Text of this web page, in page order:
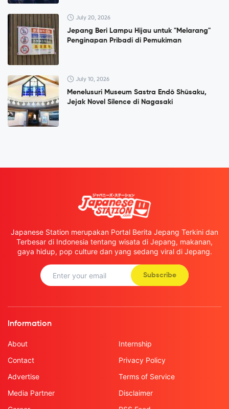
July 20, 2026
Jepang Beri Lampu Hijau untuk "Melarang"
Penginapan Pribadi di Pemukiman
July 10, 2026
Menelusuri Museum Sastra Endō Shūsaku,
Jejak Novel Silence di Nagasaki
Japanese Station merupakan Portal Berita Jepang Terkini dan
Terbesar di Indonesia tentang wisata di Jepang, makanan,
gaya hidup, pop culture dan yang sedang viral di Jepang.
Subscribe
Information
About
Contact
Advertise
Media Partner
Internship
Privacy Policy
Terms of Service
Disclaimer